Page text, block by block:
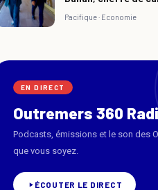
Pacifique · Economie
EN DIRECT
Outremers 360
Podcasts, émissions et le son des
que vous soyez.
ÉCOUTER LE DIRECT